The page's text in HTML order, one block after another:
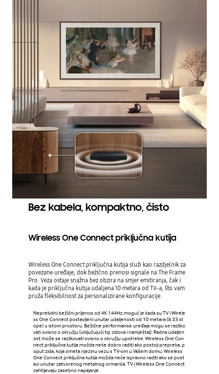
Bez kabela, kompaktno, čisto
Wireless One Connect priključna kutija
Wireless One Connect priključna kutija služi kao razdjelnik za
povezane uređaje, dok bežično prenosi signale na The Frame
Pro. Veza ostaje snažna bez obzira na smjer emitiranja, čak i
kada je priključna kutija udaljena 10 metara od TV-a, što vam
pruža fleksibilnost za personalizirane konfiguracije.
Neprekidni bežični prijenos od 4K 144Hz moguć je kada su TV i Wirele
ss One Connect postavljeni unutar udaljenosti od 10 metara (ili 33 st
ope) u istom prostoru. Bežične performanse uređaja mogu se razliko
vati ovisno o okružju (uključujući tip zidova i namještaj). Radna udaljen
ost može se razlikovati ovisno o okružju upotrebe. Wireless One Con
nect priključna kutija možda neće dobro raditi ako postoji prepreka, p
oput zida, koja ometa njezinu vezu s TV-om u Vašem domu. Wireless
One Connect priključna kutija možda neće ispravno raditi ako se post
avi unutar zatvorenog metalnog ormarića. TV i Wireless One Connect
zahtijevaju zasebno napajanje.